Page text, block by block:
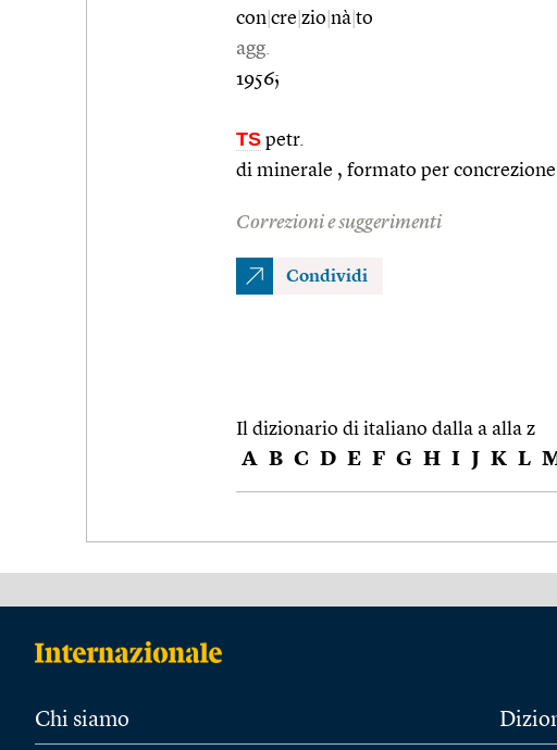
con cre zio nà to
agg.
1956;
TS petr.
di minerale , formato per concrezione
Correzioni e suggerimenti
Condividi
Il dizionario di italiano dalla a alla z
A B C D E F G H I J K L
Chi siamo